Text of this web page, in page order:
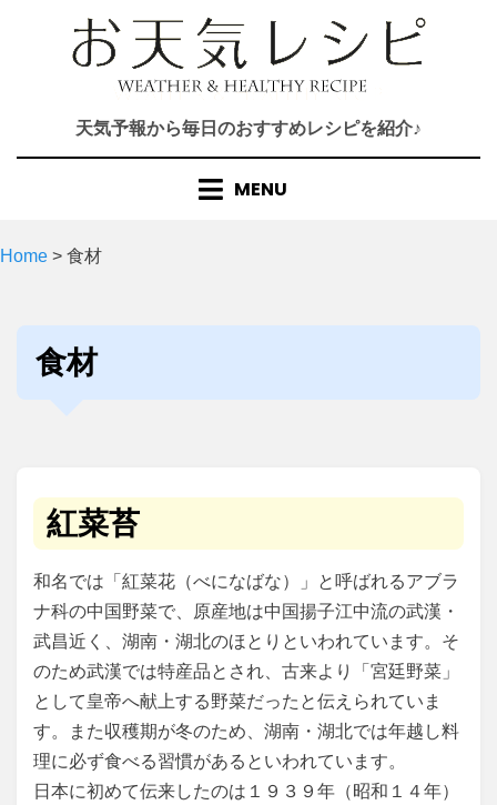
天気予報から毎日のおすすめレシピを紹介♪
MENU
Home > 食材
カテゴリー
:
食材
紅菜苔
和名では「紅菜花（べになばな）」と呼ばれるアブラ
ナ科の中国野菜で、原産地は中国揚子江中流の武漢・
武昌近く、湖南・湖北のほとりといわれています。そ
のため武漢では特産品とされ、古来より「宮廷野菜」
として皇帝へ献上する野菜だったと伝えられていま
す。また収穫期が冬のため、湖南・湖北では年越し料
理に必ず食べる習慣があるといわれています。
日本に初めて伝来したのは１９３９年（昭和１４年）